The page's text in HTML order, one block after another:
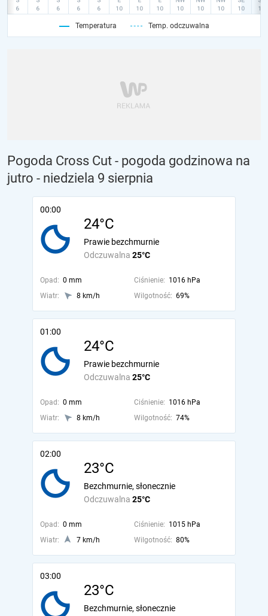
Temperatura Temp. odczuwalna
Pogoda Cross Cut - pogoda godzinowa na
jutro - niedziela 9 sierpnia
00:00
24°C
Odczuwalna 25°C
Prawie bezchmurnie
Opad: 0 mm Ciśnienie: 1016 hPa
Wiatr:
8 km/h Wilgotność: 69%
01:00
24°C
Odczuwalna 25°C
Prawie bezchmurnie
Opad: 0 mm Ciśnienie: 1016 hPa
Wiatr:
8 km/h Wilgotność: 74%
02:00
23°C
Odczuwalna 25°C
Bezchmurnie, słonecznie
Opad: 0 mm Ciśnienie: 1015 hPa
Wiatr:
7 km/h Wilgotność: 80%
03:00
23°C
Bezchmurnie, słonecznie